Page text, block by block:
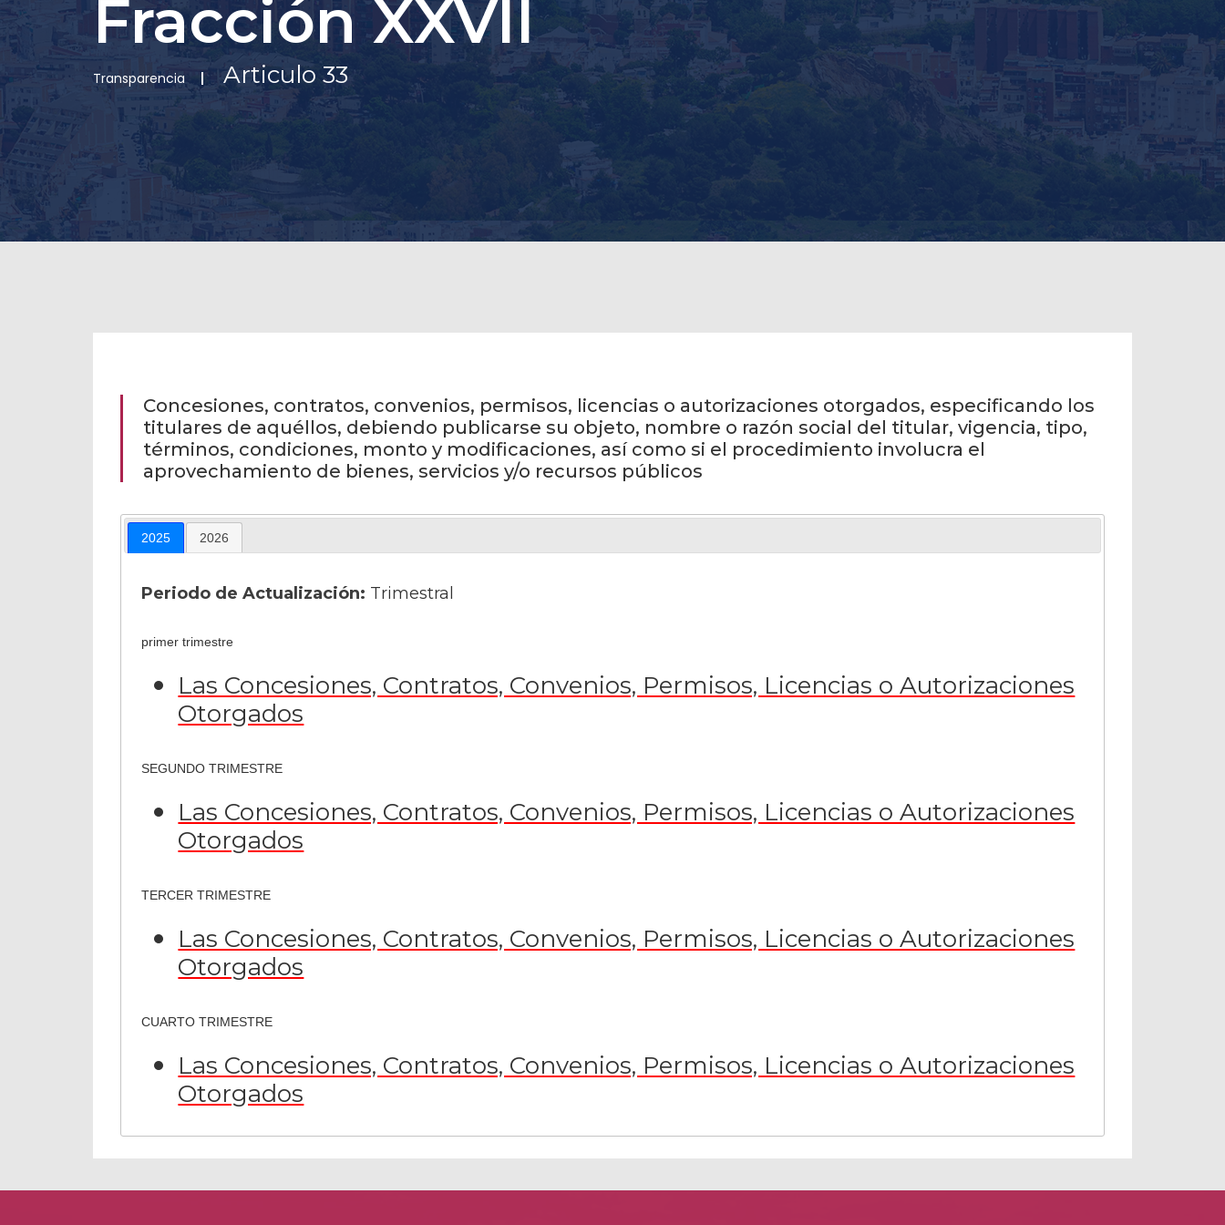
Fracción XXVII
Transparencia Articulo 33
Concesiones, contratos, convenios, permisos, licencias o autorizaciones otorgados, especificando los
titulares de aquéllos, debiendo publicarse su objeto, nombre o razón social del titular, vigencia, tipo,
términos, condiciones, monto y modificaciones, así como si el procedimiento involucra el
aprovechamiento de bienes, servicios y/o recursos públicos
2025 2026
Periodo de Actualización: Trimestral
primer trimestre
Las Concesiones, Contratos, Convenios, Permisos, Licencias o Autorizaciones
Otorgados
SEGUNDO TRIMESTRE
Las Concesiones, Contratos, Convenios, Permisos, Licencias o Autorizaciones
Otorgados
TERCER TRIMESTRE
Las Concesiones, Contratos, Convenios, Permisos, Licencias o Autorizaciones
Otorgados
CUARTO TRIMESTRE
Las Concesiones, Contratos, Convenios, Permisos, Licencias o Autorizaciones
Otorgados